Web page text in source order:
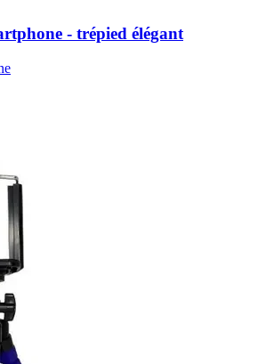
- trépied élégant